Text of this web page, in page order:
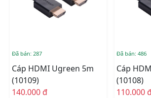
Đã bán: 287
Cáp HDMI Ugreen 5m
(10109)
140.000 đ
Đã bán: 486
Cáp
(10108)
110.000